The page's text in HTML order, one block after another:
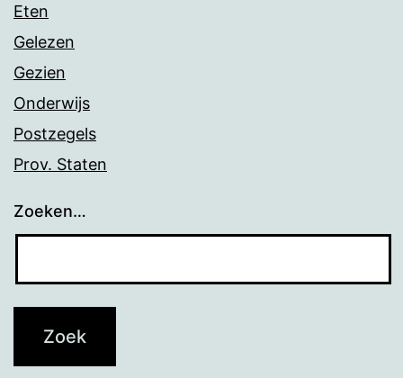
Eten
Gelezen
Gezien
Onderwijs
Postzegels
Prov. Staten
Zoeken…